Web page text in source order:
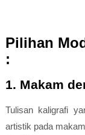
Pilihan
:
1. Makam
Tulisan kaligrafi
artistik pada